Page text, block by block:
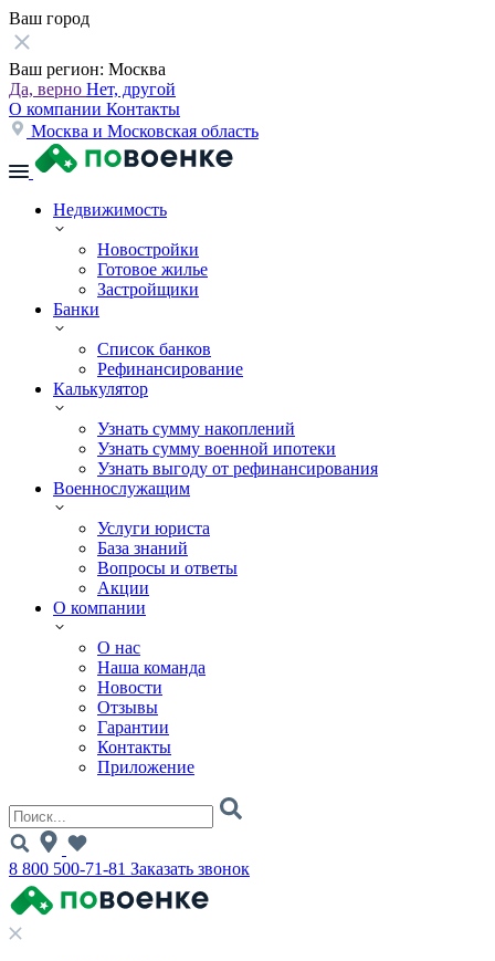
Ваш город
Ваш регион: Москва
Да, верно Нет, другой
О компании Контакты
Москва и Московская область
Недвижимость
Новостройки
Готовое жилье
Застройщики
Банки
Список банков
Рефинансирование
Калькулятор
Узнать сумму накоплений
Узнать сумму военной ипотеки
Узнать выгоду от рефинансирования
Военнослужащим
Услуги юриста
База знаний
Вопросы и ответы
Акции
О компании
О нас
Наша команда
Новости
Отзывы
Гарантии
Контакты
Приложение
8 800 500-71-81 Заказать звонок